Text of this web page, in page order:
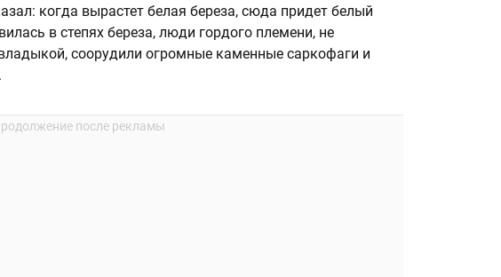
когда вырастет белая береза, сюда придет белый
в степях береза, люди гордого племени, не
соорудили огромные каменные саркофаги и